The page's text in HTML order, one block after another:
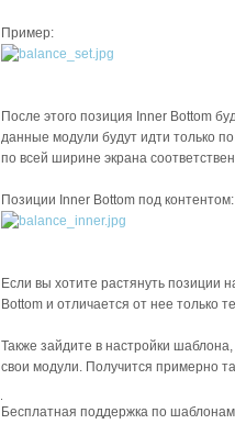
Пример:
После этого позиция Inner Bottom
данные модули будут идти только
по всей ширине экрана
Позиции Inner Bottom под контентом:
Если вы хотите растянуть позиции
Bottom и отличается от нее только
Также зайдите в настройки
свои модули. Получится примерно
Бесплатная поддержка по